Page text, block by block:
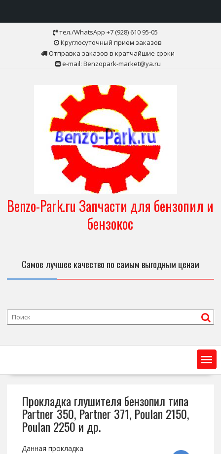
тел./WhatsApp +7 (928) 610 95-05
Круглосуточный прием заказов
Отправка заказов в кратчайшие сроки
e-mail: Benzopark-market@ya.ru
Benzo-Park.ru Запчасти для бензопил и
бензокос
Самое лучшее качество по самым выгодным ценам
Прокладка глушителя бензопил типа
Partner 350, Partner 371, Poulan 2150,
Poulan 2250 и др.
Данная прокладка